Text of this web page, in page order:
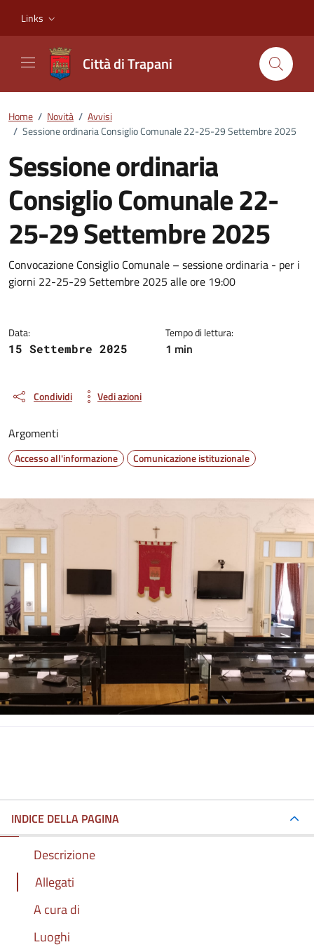
Links
Città di Trapani
Home / Novità / Avvisi
/ Sessione ordinaria Consiglio Comunale 22-25-29 Settembre 2025
Sessione ordinaria
Consiglio Comunale 22-
25-29 Settembre 2025
Dettagli della notizia
Convocazione Consiglio Comunale – sessione ordinaria - per i
giorni 22-25-29 Settembre 2025 alle ore 19:00
Data:
15 Settembre 2025
Tempo di lettura:
1 min
Condividi Vedi azioni
Argomenti
Accesso all'informazione Comunicazione istituzionale
INDICE DELLA PAGINA
Descrizione
Allegati
A cura di
Luoghi